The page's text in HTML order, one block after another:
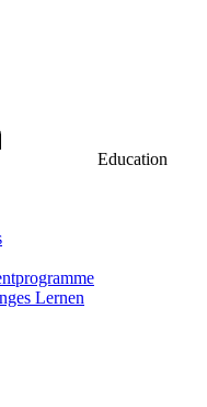
Education
Lernen